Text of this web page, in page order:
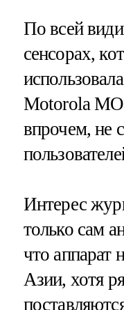
По всей
сенсорах,
Motorola
впрочем, не
Интерес
только сам
что аппарат
Азии, хотя